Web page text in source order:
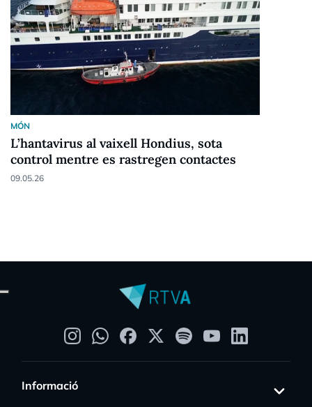
MÓN
L’hantavirus al vaixell Hondius, sota
control mentre es rastregen contactes
09.05.26
Informació